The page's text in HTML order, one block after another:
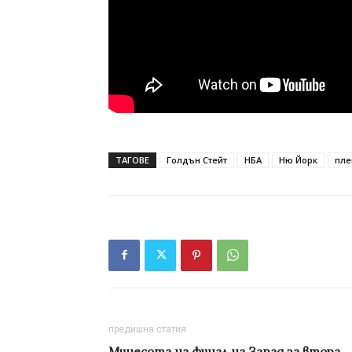
ТАГОВЕ Голдън Стейт НБА Ню Йорк
предишна статия